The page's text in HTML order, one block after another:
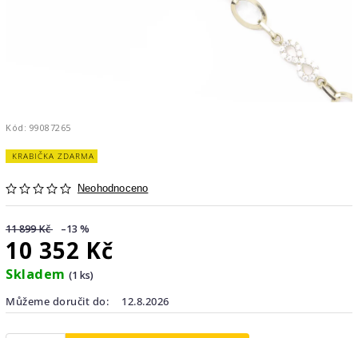
Kód: 99087265
KRABIČKA ZDARMA
Neohodnoceno
11 899 Kč –13 %
10 352 Kč
Skladem (1 ks)
Můžeme doručit do:
12.8.2026